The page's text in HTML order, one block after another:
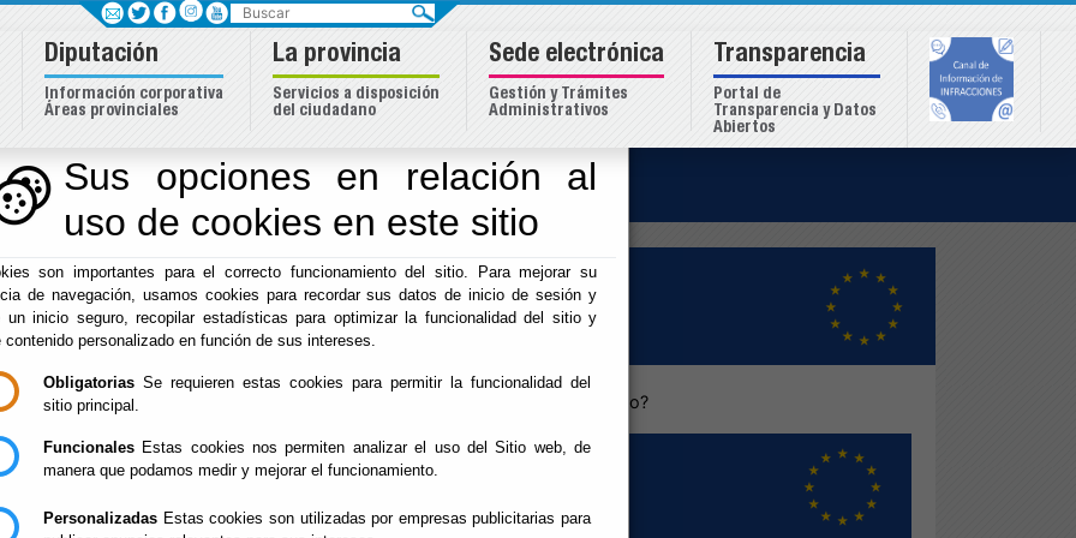
Sus opciones en relación al
uso de cookies en este sitio
son importantes para el correcto funcionamiento del sitio. Para mejorar su
de navegación, usamos cookies para recordar sus datos de inicio de sesión y
un inicio seguro, recopilar estadísticas para optimizar la funcionalidad del sitio y
contenido personalizado en función de sus intereses.
Obligatorias Se requieren estas cookies para permitir la funcionalidad del
sitio principal.
Funcionales Estas cookies nos permiten analizar el uso del Sitio web, de
manera que podamos medir y mejorar el funcionamiento.
Personalizadas Estas cookies son utilizadas por empresas publicitarias para
Inicio - Iniciativas Europeas - Presentación
Presentación
¿Quieres saber más sobre la Unión Europea y debatir sobre su futuro?
Quiénes somos
Buscar
Diputación
Información corporativa
Áreas provinciales
La provincia
Servicios a disposición
del ciudadano
Sede electrónica
Gestión y Trámites
Administrativos
Transparencia
Portal de
Transparencia y Datos
Abiertos